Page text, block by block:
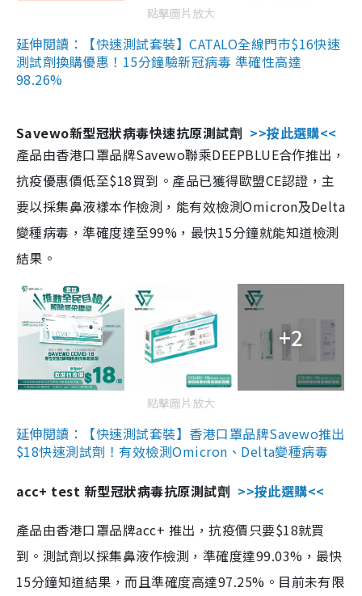
點擊圖片放大
延伸閱讀：【快速測試套裝】CATALO全線門市$16快速
測試劑換購優惠！15分鐘驗新冠病毒 準確性高達
98.26%
Savewo新型冠狀病毒快速抗原測試劑 >>按此選購<<
產品由香港口罩品牌Savewo聯乘DEEPBLUE合作推出，
抗疫優惠價低至$18買到。產品已獲得歐盟CE認證，主
要以採集鼻液樣本作檢測，能有效檢測Omicron及Delta
變種病毒，準確度達至99%，最快15分鐘就能知道檢測
結果。
+2
點擊圖片放大
延伸閱讀：【快速測試套裝】香港口罩品牌Savewo推出
$18快速測試劑！有效檢測Omicron、Delta變種病毒
acc+ test 新型冠狀病毒抗原測試劑 >>按此選購<<
產品由香港口罩品牌acc+ 推出，抗疫價只要$18就買
到。測試劑以採集鼻液作檢測，準確度達99.03%，最快
15分鐘知道結果，而且準確度高達97.25%。目前未有限